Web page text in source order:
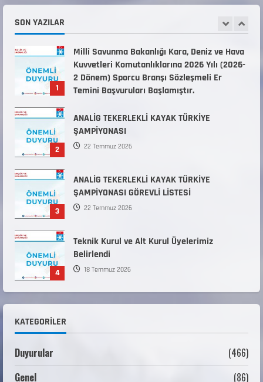
SON YAZILAR
1
Kuvvetleri Komutanlıklarına 2026 Yılı (2026-
Temini Başvuruları Başlamıştır.
31 Temmuz 2026
2
ANALİG TEKERLEKLİ KAYAK TÜRKİYE
ŞAMPİYONASI
22 Temmuz 2026
3
ANALİG TEKERLEKLİ KAYAK TÜRKİYE
ŞAMPİYONASI GÖREVLİ LİSTESİ
22 Temmuz 2026
4
Teknik Kurul ve Alt Kurul Üyelerimiz
Belirlendi
18 Temmuz 2026
5
KAYAKLI KOŞU VE BİATHLON 3.KADEME
ANTRENÖRLÜK KURSU DUYURUSU
12 Temmuz 2026
Millî Savunma Bakanlığı Kara, Deniz ve Hava
ANALİG TEKERLEKLİ KAYAK TÜRKİYE
KATEGORILER
Duyurular
(466)
Genel
(86)